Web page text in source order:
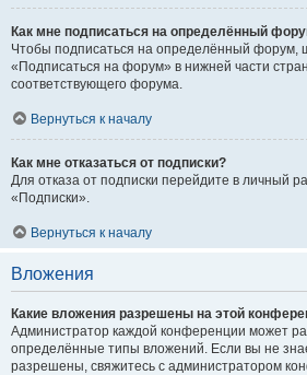
Как мне подписаться на определённый
Чтобы подписаться на определённый форум,
«Подписаться на форум» в нижней части
соответствующего форума.
Вернуться к началу
Как мне отказаться от подписки?
Для отказа от подписки перейдите в личный
«Подписки».
Вернуться к началу
Вложения
Какие вложения разрешены на этой
Администратор каждой конференции может
определённые типы вложений. Если вы не
разрешены, свяжитесь с администратором